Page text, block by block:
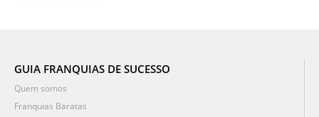
GUIA FRANQUIAS DE SUCESSO
Quem somos
Franquias Baratas